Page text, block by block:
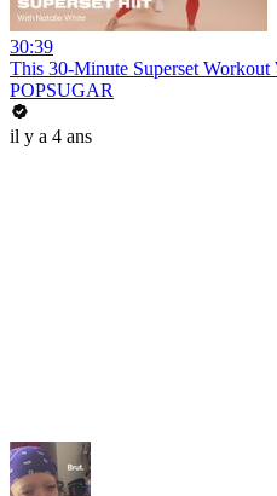
30:39
This 30-Minute Superset
POPSUGAR
il y a 4 ans